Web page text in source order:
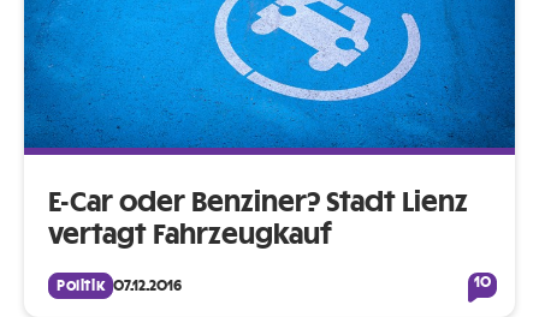
E-Car oder Benziner? Stadt Lienz
vertagt Fahrzeugkauf
Politik 07.12.2016 10